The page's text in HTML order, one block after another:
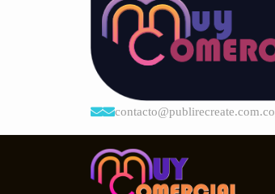
contacto@publirecreate.com.co